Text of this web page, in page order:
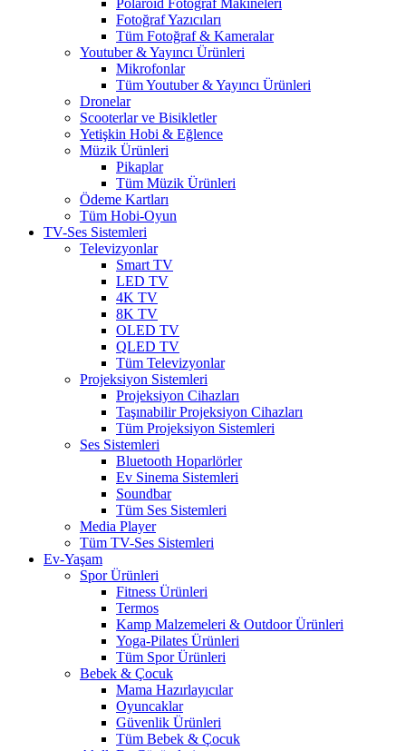
Polaroid Fotoğraf Makineleri
Fotoğraf Yazıcıları
Tüm Fotoğraf & Kameralar
Youtuber & Yayıncı Ürünleri
Mikrofonlar
Tüm Youtuber & Yayıncı Ürünleri
Dronelar
Scooterlar ve Bisikletler
Yetişkin Hobi & Eğlence
Müzik Ürünleri
Pikaplar
Tüm Müzik Ürünleri
Ödeme Kartları
Tüm Hobi-Oyun
TV-Ses Sistemleri
Televizyonlar
Smart TV
LED TV
4K TV
8K TV
OLED TV
QLED TV
Tüm Televizyonlar
Projeksiyon Sistemleri
Projeksiyon Cihazları
Taşınabilir Projeksiyon Cihazları
Tüm Projeksiyon Sistemleri
Ses Sistemleri
Bluetooth Hoparlörler
Ev Sinema Sistemleri
Soundbar
Tüm Ses Sistemleri
Media Player
Tüm TV-Ses Sistemleri
Ev-Yaşam
Spor Ürünleri
Fitness Ürünleri
Termos
Kamp Malzemeleri & Outdoor Ürünleri
Yoga-Pilates Ürünleri
Tüm Spor Ürünleri
Bebek & Çocuk
Mama Hazırlayıcılar
Oyuncaklar
Güvenlik Ürünleri
Tüm Bebek & Çocuk